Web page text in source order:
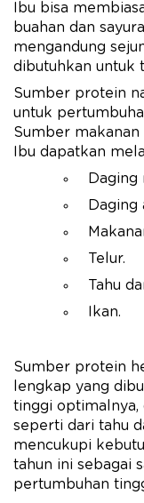
Ibu bisa
buahan dan
mengandung
dibutuhkan untuk
Sumber protein
untuk
Sumber
Ibu dapatkan
Daging
Daging
Telur.
Tahu
Ikan.
Sumber protein
lengkap yang
tinggi optimalnya,
seperti dari tahu
mencukupi
tahun ini sebagai
pertumbuhan